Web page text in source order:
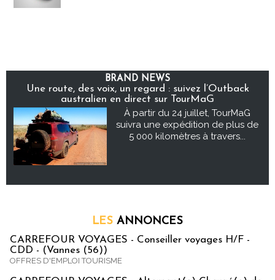
BRAND NEWS
Une route, des voix, un regard : suivez l’Outback
australien en direct sur TourMaG
À partir du 24 juillet, TourMaG
suivra une expédition de plus de
5 000 kilomètres à travers...
LES ANNONCES
CARREFOUR VOYAGES - Conseiller voyages H/F -
CDD - (Vannes (56))
OFFRES D'EMPLOI TOURISME